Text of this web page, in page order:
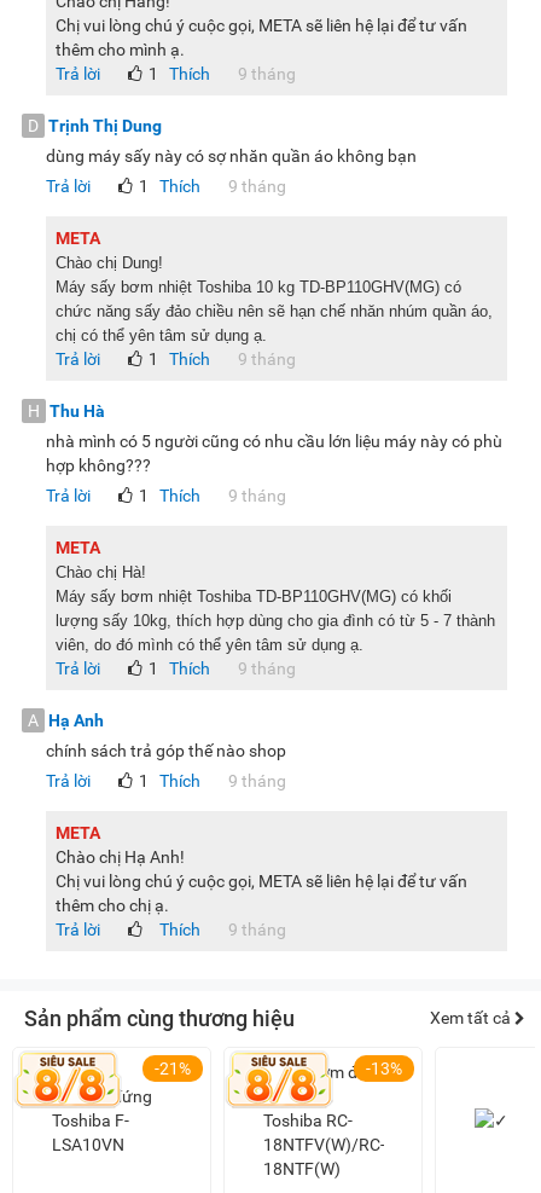
Chế độ làm mới
: Loại bỏ mùi ẩm mốc khi quần áo để lâu
Máy sấy bơm nhiệt Toshiba TD-BP110GHV(MG) là lựa chọn
hoàn hảo cho gia đình hiện đại, nơi công nghệ và thiết kế
hòa quyện để phục vụ nhu cầu sống tiện nghi. Từ khả năng
sấy nhanh – tiết kiệm – kháng khuẩn, đến kết nối thông
minh và kiểu dáng sang trọng, sản phẩm này hứa hẹn sẽ là
trợ thủ giặt sấy toàn diện, giúp bạn luôn yên tâm mỗi lần
chăm sóc quần áo cho cả nhà.
Lưu ý: Hình ảnh sản phẩm chỉ có tính chất minh họa, chi tiết
sản phẩm, màu sắc, thiết kế và thông số kỹ thuật có thể thay
đổi tùy theo sản phẩm thực tế mà không cần thông báo
Chị vui lòng chú ý cuộc gọi, META sẽ liên hệ lại để tư vấn
thêm cho mình ạ.
Trả lời
Thích
1 9 tháng
D Trịnh Thị Dung
dùng máy sấy này có sợ nhăn quần áo không bạn
Trả lời
Thích
1 9 tháng
META
Chào chị Dung!
Máy sấy bơm nhiệt Toshiba 10 kg TD-BP110GHV(MG) có
chức năng sấy đảo chiều nên sẽ hạn chế nhăn nhúm quần áo,
chị có thể yên tâm sử dụng ạ.
Trả lời Thích
1 9 tháng
H Thu Hà
nhà mình có 5 người cũng có nhu cầu lớn liệu máy này có phù
hợp không???
Trả lời
Thích
1 9 tháng
META
Chào chị Hà!
Máy sấy bơm nhiệt Toshiba TD-BP110GHV(MG) có khối
lượng sấy 10kg, thích hợp dùng cho gia đình có từ 5 - 7 thành
viên, do đó mình có thể yên tâm sử dụng ạ.
Trả lời Thích
1 9 tháng
A Hạ Anh
chính sách trả góp thế nào shop
Trả lời
Thích
1 9 tháng
META
Chào chị Hạ Anh!
Chị vui lòng chú ý cuộc gọi, META sẽ liên hệ lại để tư vấn
thêm cho chị ạ.
Trả lời
Thích 9 tháng
Sản phẩm cùng thương hiệu Xem tất cả
-21% -13%